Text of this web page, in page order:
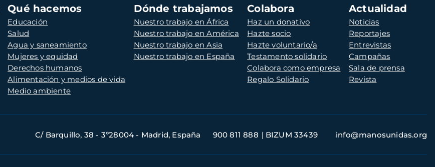
Qué hacemos
Educación
Salud
Agua y saneamiento
Mujeres y equidad
Derechos humanos
Alimentación y medios de vida
Medio ambiente
Dónde trabajamos
Nuestro trabajo en África
Nuestro trabajo en América
Nuestro trabajo en Asia
Nuestro trabajo en España
Colabora
Haz un donativo
Hazte socio
Hazte voluntario/a
Testamento solidario
Colabora como empresa
Regalo Solidario
Actualidad
Noticias
Reportajes
Entrevistas
Campañas
Sala de prensa
Revista
C/ Barquillo, 38 - 3º28004 - Madrid, España 900 811 888 BIZUM 33439 info@manosunidas.org